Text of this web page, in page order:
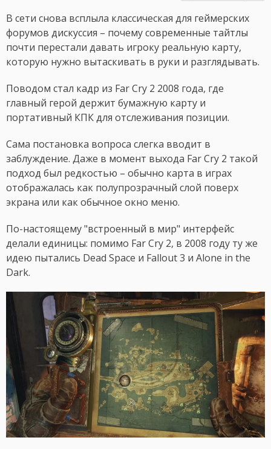
В сети снова всплыла классическая для геймерских
форумов дискуссия – почему современные тайтлы
почти перестали давать игроку реальную карту,
которую нужно вытаскивать в руки и разглядывать.
Поводом стал кадр из Far Cry 2 2008 года, где
главный герой держит бумажную карту и
портативный КПК для отслеживания позиции.
Сама постановка вопроса слегка вводит в
заблуждение. Даже в момент выхода Far Cry 2 такой
подход был редкостью – обычно карта в играх
отображалась как полупрозрачный слой поверх
экрана или как обычное окно меню.
По-настоящему "встроенный в мир" интерфейс
делали единицы: помимо Far Cry 2, в 2008 году ту же
идею пытались Dead Space и Fallout 3 и Alone in the
Dark.